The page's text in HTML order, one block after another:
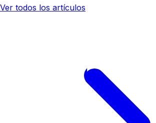
Ver todos los artículos